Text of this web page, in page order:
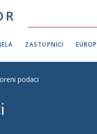
ZASTUPNICI
podaci